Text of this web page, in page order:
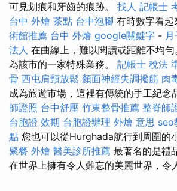
可見划痕和牙齒的痕跡。 找人 記帳士
台中 外燴 茶點 台中泡腳 有時數字看起
術館推薦 台中 外燴 google關鍵字 -
法人 在曲線上，難以閱讀或距離不均
為該市的一家特殊業務。 記帳士 稅法
骨 西屯肩頸放鬆 顏面神經失調撥筋 肉
成為旅遊市場，這裡有傳統的手工紀念
師證照 台中舒壓 竹東整骨推薦 整脊師
台胞證 效期 台胞證辦理 外燴 意思 seo
點 您也可以從Hurghada航行到周圍的
聚餐 外燴 醫美診所推薦 最著名的是禮
在世界上擁有令人難忘的美麗世界，令